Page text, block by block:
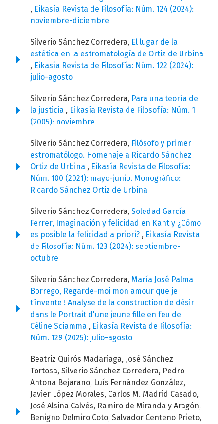
, Eikasía Revista de Filosofía: Núm. 124 (2024):
noviembre-diciembre
Silverio Sánchez Corredera, El lugar de la
estética en la estromatología de Ortiz de Urbina
, Eikasía Revista de Filosofía: Núm. 122 (2024):
julio-agosto
Silverio Sánchez Corredera, Para una teoría de
la justicia , Eikasía Revista de Filosofía: Núm. 1
(2005): noviembre
Silverio Sánchez Corredera, Filósofo y primer
estromatólogo. Homenaje a Ricardo Sánchez
Ortiz de Urbina , Eikasía Revista de Filosofía:
Núm. 100 (2021): mayo-junio. Monográfico:
Ricardo Sánchez Ortiz de Urbina
Silverio Sánchez Corredera, Soledad García
Ferrer, Imaginación y felicidad en Kant y ¿Cómo
es posible la felicidad a priori? , Eikasía Revista
de Filosofía: Núm. 123 (2024): septiembre-
octubre
Silverio Sánchez Corredera, María José Palma
Borrego, Regarde-moi mon amour que je
t’invente ! Analyse de la construction de désir
dans le Portrait d'une jeune fille en feu de
Céline Sciamma , Eikasía Revista de Filosofía:
Núm. 129 (2025): julio-agosto
Beatriz Quirós Madariaga, José Sánchez
Tortosa, Silverio Sánchez Corredera, Pedro
Antona Bejarano, Luís Fernández González,
Javier López Morales, Carlos M. Madrid Casado,
José Alsina Calvés, Ramiro de Miranda y Aragón,
Benigno Delmiro Coto, Salvador Centeno Prieto,